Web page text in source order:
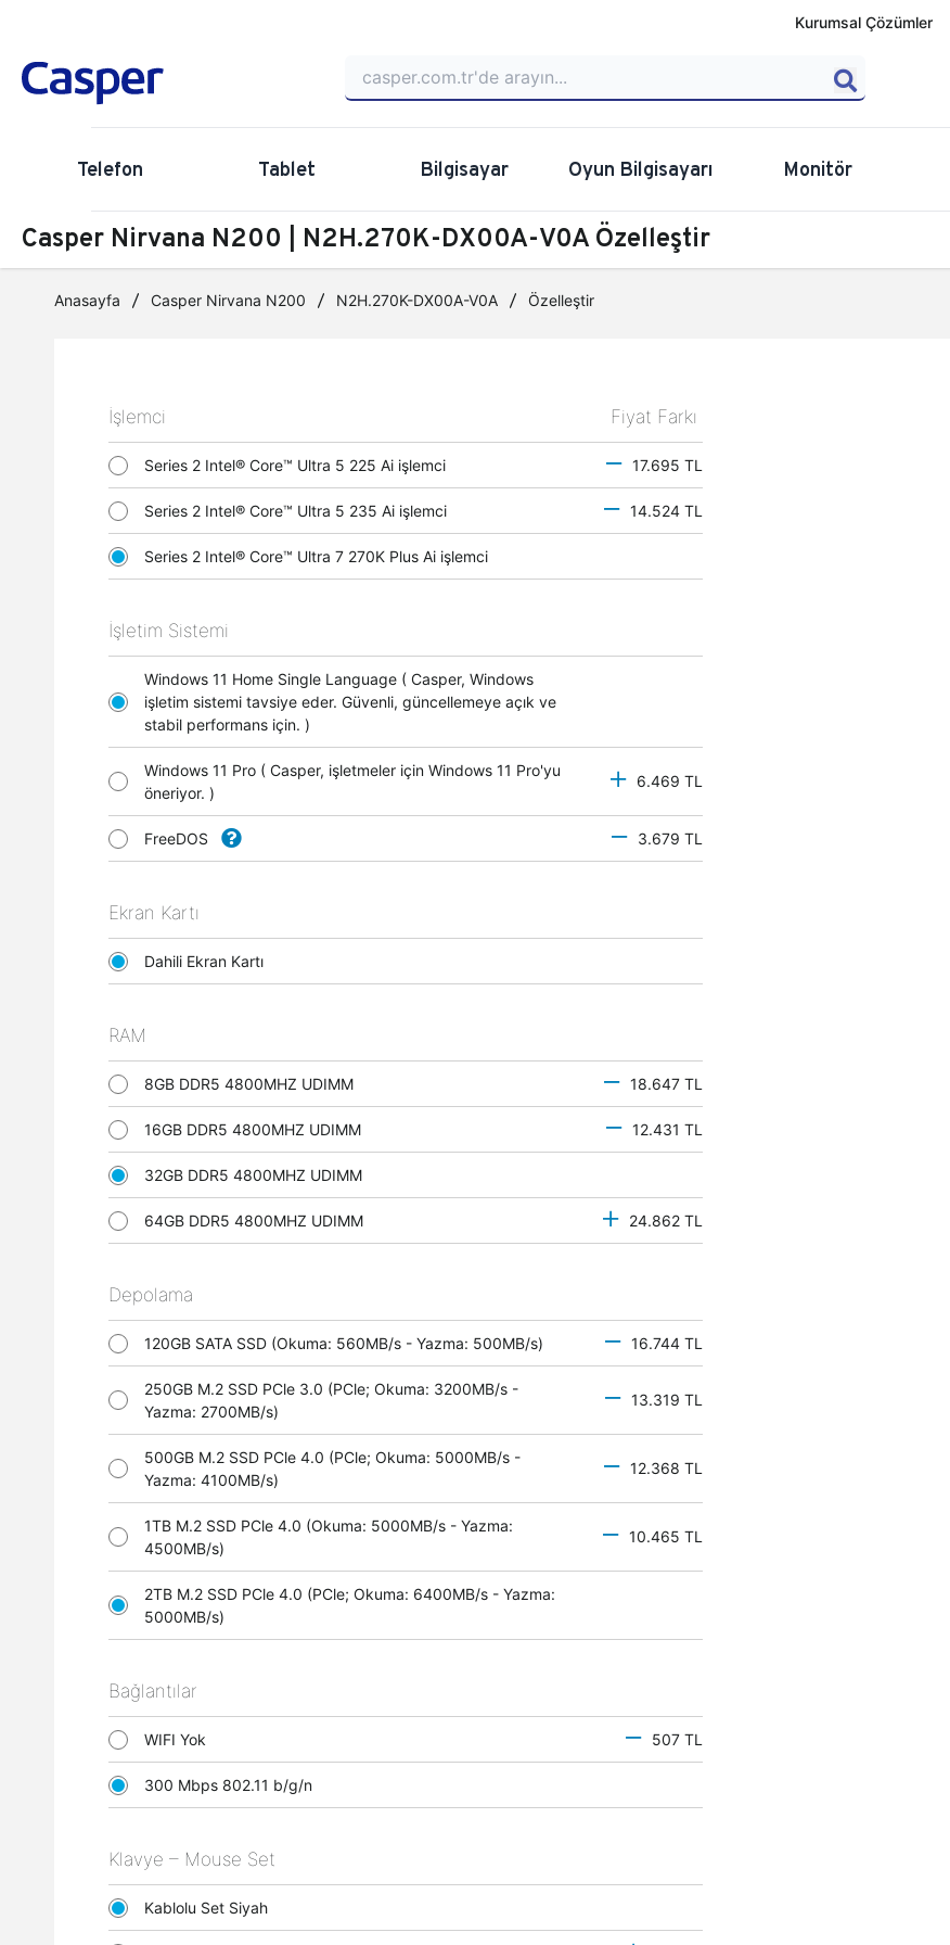
Kurumsal Çözümler
Telefon Tablet Bilgisayar Oyun Bilgisayarı Monitör
Casper Nirvana N200 | N2H.270K-DX00A-V0A Özelleştir
Anasayfa Casper Nirvana N200 N2H.270K-DX00A-V0A Özelleştir
İşlemci Fiyat Farkı
Series 2 Intel® Core™ Ultra 5 225 Ai işlemci 17.695 TL
Series 2 Intel® Core™ Ultra 5 235 Ai işlemci 14.524 TL
Series 2 Intel® Core™ Ultra 7 270K Plus Ai işlemci
İşletim Sistemi
Windows 11 Home Single Language ( Casper, Windows
işletim sistemi tavsiye eder. Güvenli, güncellemeye açık ve
stabil performans için. )
Windows 11 Pro ( Casper, işletmeler için Windows 11 Pro'yu
öneriyor. )
6.469 TL
FreeDOS 3.679 TL
Ekran Kartı
Dahili Ekran Kartı
RAM
8GB DDR5 4800MHZ UDIMM 18.647 TL
16GB DDR5 4800MHZ UDIMM 12.431 TL
32GB DDR5 4800MHZ UDIMM
64GB DDR5 4800MHZ UDIMM 24.862 TL
Depolama
120GB SATA SSD (Okuma: 560MB/s - Yazma: 500MB/s) 16.744 TL
250GB M.2 SSD PCle 3.0 (PCle; Okuma: 3200MB/s -
Yazma: 2700MB/s)
13.319 TL
500GB M.2 SSD PCle 4.0 (PCle; Okuma: 5000MB/s -
Yazma: 4100MB/s)
12.368 TL
1TB M.2 SSD PCle 4.0 (Okuma: 5000MB/s - Yazma:
4500MB/s)
10.465 TL
2TB M.2 SSD PCle 4.0 (PCle; Okuma: 6400MB/s - Yazma:
5000MB/s)
Bağlantılar
WIFI Yok 507 TL
300 Mbps 802.11 b/g/n
Klavye – Mouse Set
Kablolu Set Siyah